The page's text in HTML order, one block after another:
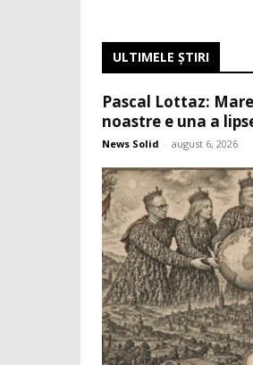
ULTIMELE ŞTIRI
Pascal Lottaz:
noastre e una a
News Solid - august 6, 2026